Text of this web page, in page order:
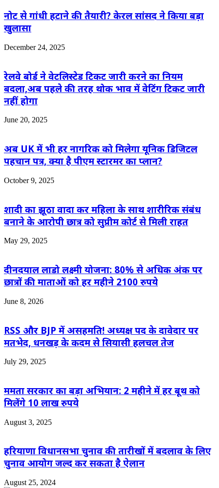
नोट से गांधी हटाने की तैयारी? केरल सांसद ने किया बड़ा
खुलासा
December 24, 2025
रेलवे बोर्ड ने वेटलिस्टेड टिकट जारी करने का नियम
बदला,अब पहले की तरह थोक भाव में वेटिंग टिकट जारी
नहीं होगा
June 20, 2025
अब UK में भी हर नागरिक को मिलेगा यूनिक डिजिटल
पहचान पत्र, क्या है पीएम स्टारमर का प्लान?
October 9, 2025
शादी का झूठा वादा कर महिला के साथ शारीरिक संबंध
बनाने के आरोपी छात्र को सुप्रीम कोर्ट से मिली राहत
May 29, 2025
दीनदयाल लाडो लक्ष्मी योजना: 80% से अधिक अंक पर
छात्रों की माताओं को हर महीने 2100 रुपये
June 8, 2026
RSS और BJP में असहमति! अध्यक्ष पद के दावेदार पर
मतभेद, धनखड़ के कदम से सियासी हलचल तेज
July 29, 2025
ममता सरकार का बड़ा अभियान: 2 महीने में हर बूथ को
मिलेंगे 10 लाख रुपये
August 3, 2025
हरियाणा विधानसभा चुनाव की तारीखों में बदलाव के लिए
चुनाव आयोग जल्द कर सकता है ऐलान
August 25, 2024